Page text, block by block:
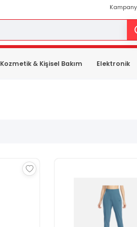
Kozmetik & Kişisel Bakım Elektronik